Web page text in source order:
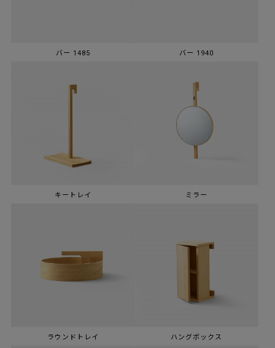
バー 1485 バー 1940
キートレイ ミラー
ラウンドトレイ ハングボックス